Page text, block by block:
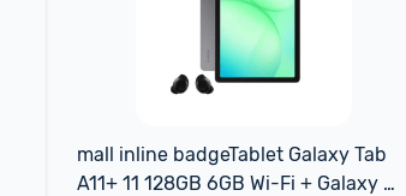
mall inline badgeTablet Galaxy Tab
A11+ 11 128GB 6GB Wi-Fi + Galaxy